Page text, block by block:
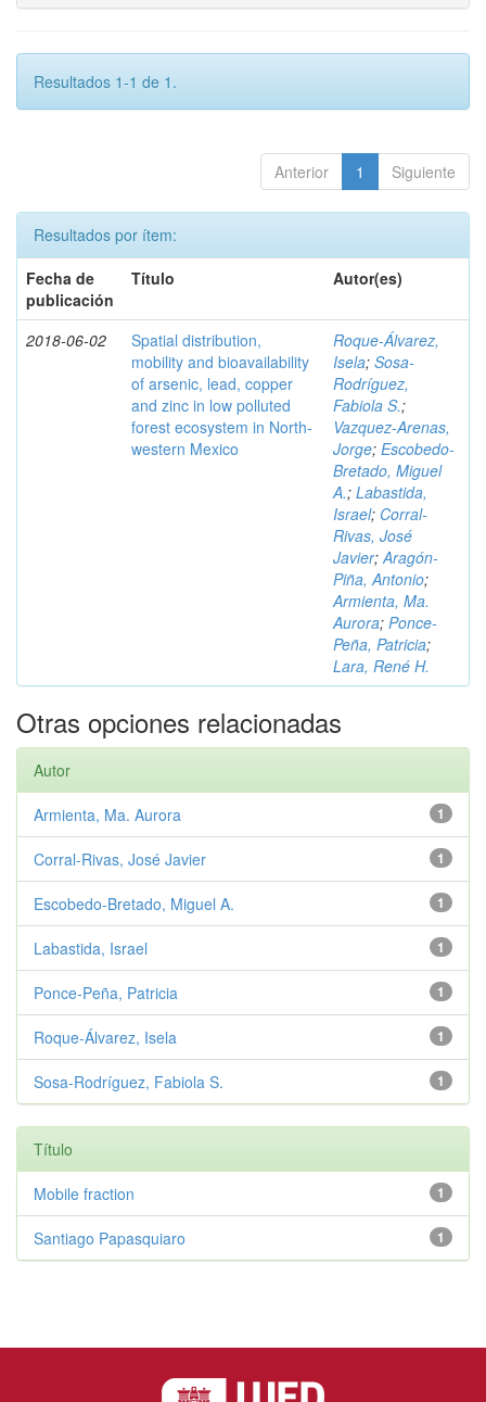
Resultados 1-1 de 1.
Anterior 1 Siguiente
Resultados por ítem:
Fecha de
publicación
Título Autor(es)
2018-06-02
Spatial distribution,
mobility and bioavailability
of arsenic, lead, copper
and zinc in low polluted
forest ecosystem in North-
western Mexico
Roque-Álvarez,
Isela; Sosa-
Rodríguez,
Fabiola S.;
Vazquez-Arenas,
Jorge; Escobedo-
Bretado, Miguel
A.; Labastida,
Israel; Corral-
Rivas, José
Javier;Aragón-
Piña, Antonio;
Armienta, Ma.
Aurora; Ponce-
Peña, Patricia;
Lara, René H.
Otras opciones relacionadas
Autor
1
Armienta, Ma. Aurora
1
Corral-Rivas, José Javier
1
Escobedo-Bretado, Miguel A.
1
Labastida, Israel
1
Ponce-Peña, Patricia
1
Roque-Álvarez, Isela
1
Sosa-Rodríguez, Fabiola S.
Título
1
Mobile fraction
1
Santiago Papasquiaro